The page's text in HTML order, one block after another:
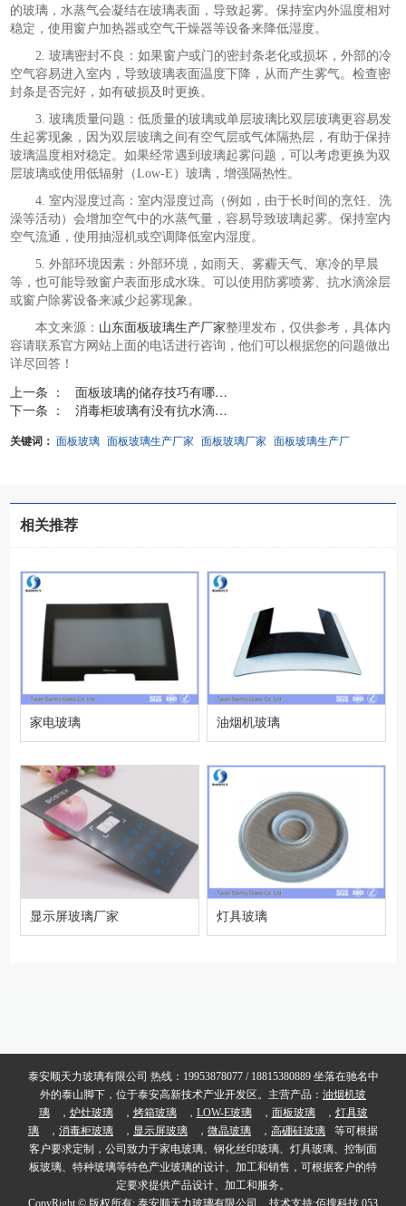
的玻璃，水蒸气会凝结在玻璃表面，导致起雾。保持室内外温度相对
稳定，使用窗户加热器或空气干燥器等设备来降低湿度。
2. 玻璃密封不良：如果窗户或门的密封条老化或损坏，外部的冷
空气容易进入室内，导致玻璃表面温度下降，从而产生雾气。检查密
封条是否完好，如有破损及时更换。
3. 玻璃质量问题：低质量的玻璃或单层玻璃比双层玻璃更容易发
生起雾现象，因为双层玻璃之间有空气层或气体隔热层，有助于保持
玻璃温度相对稳定。如果经常遇到玻璃起雾问题，可以考虑更换为双
层玻璃或使用低辐射（Low-E）玻璃，增强隔热性。
4. 室内湿度过高：室内湿度过高（例如，由于长时间的烹饪、洗
澡等活动）会增加空气中的水蒸气量，容易导致玻璃起雾。保持室内
空气流通，使用抽湿机或空调降低室内湿度。
5. 外部环境因素：外部环境，如雨天、雾霾天气、寒冷的早晨
等，也可能导致窗户表面形成水珠。可以使用防雾喷雾、抗水滴涂层
或窗户除雾设备来减少起雾现象。
本文来源： 山东面板玻璃生产厂家整理发布，仅供参考，具体内
容请联系官方网站上面的电话进行咨询，他们可以根据您的问题做出
详尽回答！
上一条 ：
面板玻璃的储存技巧有哪些...
下一条 ：
消毒柜玻璃有没有抗水滴功...
关键词：面板玻璃 面板玻璃生产厂家 面板玻璃厂家 面板玻璃生产厂
相关推荐
家电玻璃 油烟机玻璃
显示屏玻璃厂家 灯具玻璃
泰安顺天力玻璃有限公司 热线：19953878077 / 18815380889 坐落在驰名中
外的泰山脚下，位于泰安高新技术产业开发区。主营产品： 油烟机玻
璃
， 炉灶玻璃 ， 烤箱玻璃 ， LOW-E玻璃 ， 面板玻璃 ， 灯具玻
璃
， 消毒柜玻璃 ， 显示屏玻璃 ， 微晶玻璃 ， 高硼硅玻璃
等可根据
客户要求定制，公司致力于家电玻璃、钢化丝印玻璃、灯具玻璃、控制面
板玻璃、特种玻璃等特色产业玻璃的设计、加工和销售，可根据客户的特
定要求提供产品设计、加工和服务。